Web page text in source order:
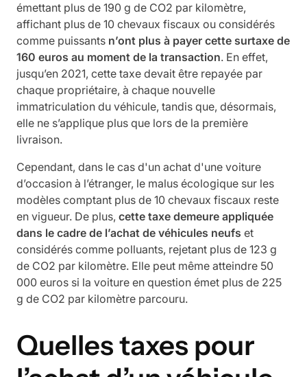
émettant plus de 190 g de CO2 par kilomètre,
affichant plus de 10 chevaux fiscaux ou considérés
comme puissants n’ont plus à payer cette surtaxe de
160 euros au moment de la transaction. En effet,
jusqu’en 2021, cette taxe devait être repayée par
chaque propriétaire, à chaque nouvelle
immatriculation du véhicule, tandis que, désormais,
elle ne s’applique plus que lors de la première
livraison.
Cependant, dans le cas d'un achat d'une voiture
d’occasion à l’étranger, le malus écologique sur les
modèles comptant plus de 10 chevaux fiscaux reste
en vigueur. De plus, cette taxe demeure appliquée
dans le cadre de l’achat de véhicules neufs et
considérés comme polluants, rejetant plus de 123 g
de CO2 par kilomètre. Elle peut même atteindre 50
000 euros si la voiture en question émet plus de 225
g de CO2 par kilomètre parcouru.
Quelles taxes pour